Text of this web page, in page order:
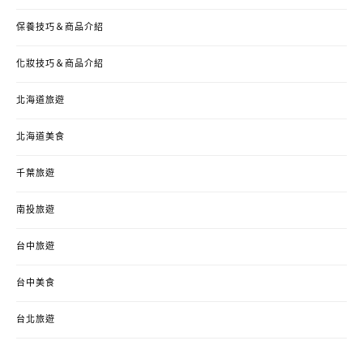
保養技巧＆商品介紹
化妝技巧＆商品介紹
北海道旅遊
北海道美食
千葉旅遊
南投旅遊
台中旅遊
台中美食
台北旅遊